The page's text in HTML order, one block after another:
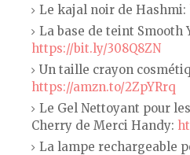
Le kajal noir de Hashmi:
La base de teint Smooth
https://bit.ly/308Q8ZN
Un taille crayon
https://amzn.to/2ZpYRrq
Le Gel Nettoyant pour
Cherry de Merci Handy:
La lampe rechargeable